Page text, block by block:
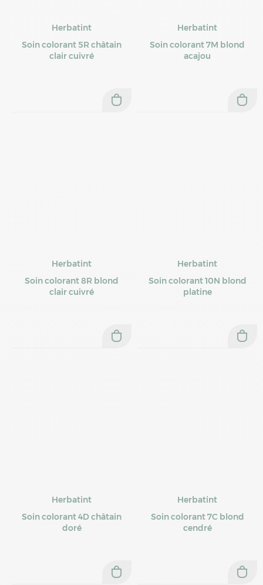
Herbatint
Soin colorant 5R châtain
clair cuivré
Herbatint
Soin colorant 7M blond
acajou
Herbatint
Soin colorant 8R blond
clair cuivré
Herbatint
Soin colorant 10N blond
platine
Herbatint
Soin colorant 4D châtain
doré
Herbatint
Soin colorant 7C blond
cendré